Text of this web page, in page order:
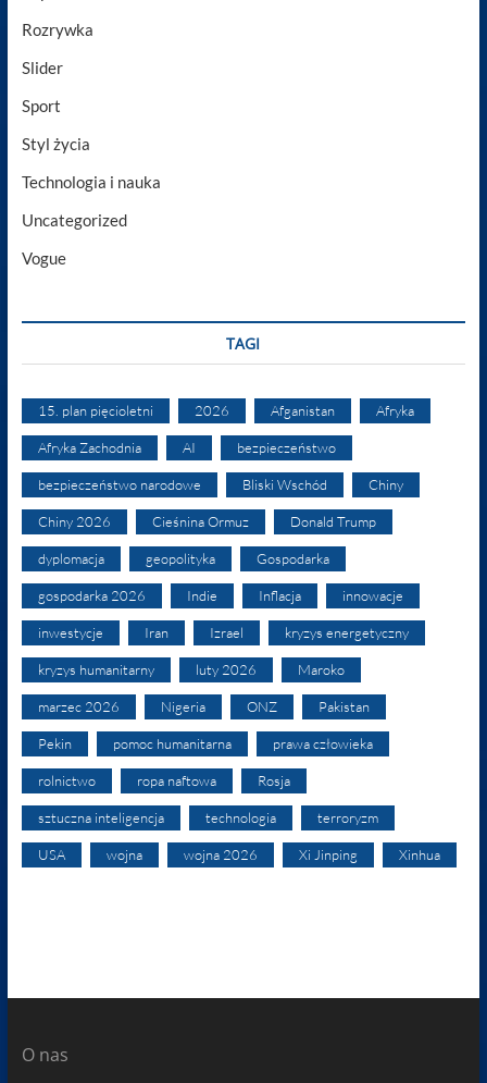
Rozrywka
Slider
Sport
Styl życia
Technologia i nauka
Uncategorized
Vogue
TAGI
15. plan pięcioletni 2026 Afganistan Afryka
Afryka Zachodnia AI bezpieczeństwo
bezpieczeństwo narodowe Bliski Wschód Chiny
Chiny 2026 Cieśnina Ormuz Donald Trump
dyplomacja geopolityka Gospodarka
gospodarka 2026 Indie Inflacja innowacje
inwestycje Iran Izrael kryzys energetyczny
kryzys humanitarny luty 2026 Maroko
marzec 2026 Nigeria ONZ Pakistan
Pekin pomoc humanitarna prawa człowieka
rolnictwo ropa naftowa Rosja
sztuczna inteligencja technologia terroryzm
USA wojna wojna 2026 Xi Jinping Xinhua
O nas